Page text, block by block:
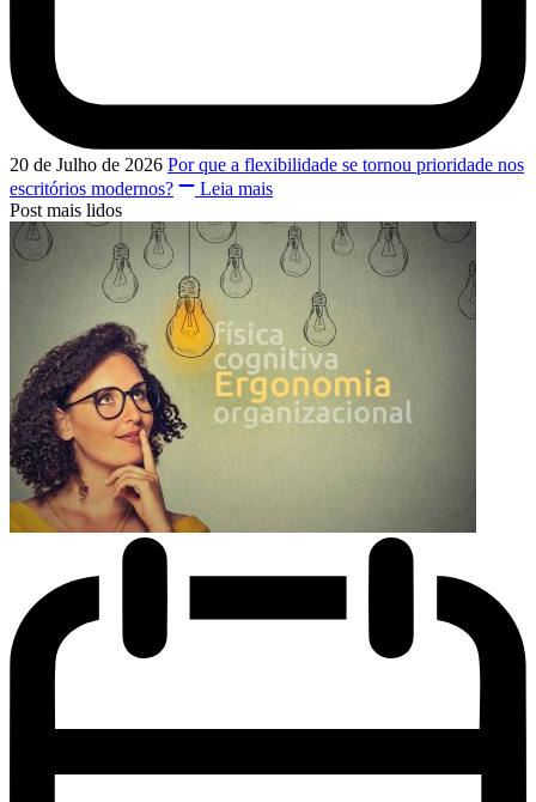
20 de Julho de 2026 Por que a flexibilidade se tornou prioridade nos
escritórios modernos?
Leia mais
Post mais lidos